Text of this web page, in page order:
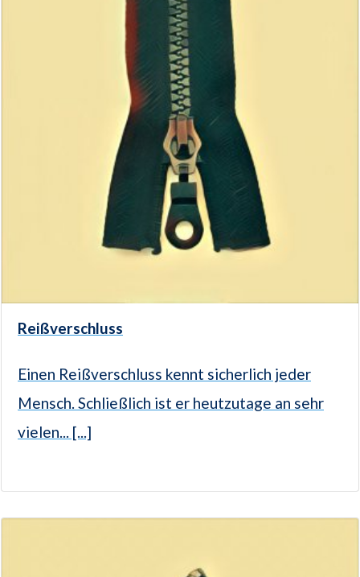
Reißverschluss
Einen Reißverschluss kennt sicherlich jeder
Mensch. Schließlich ist er heutzutage an sehr
vielen... [...]